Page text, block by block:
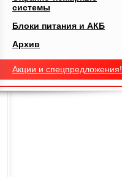
системы
Блоки питания и АКБ
Архив
Акции и спецпредложения!